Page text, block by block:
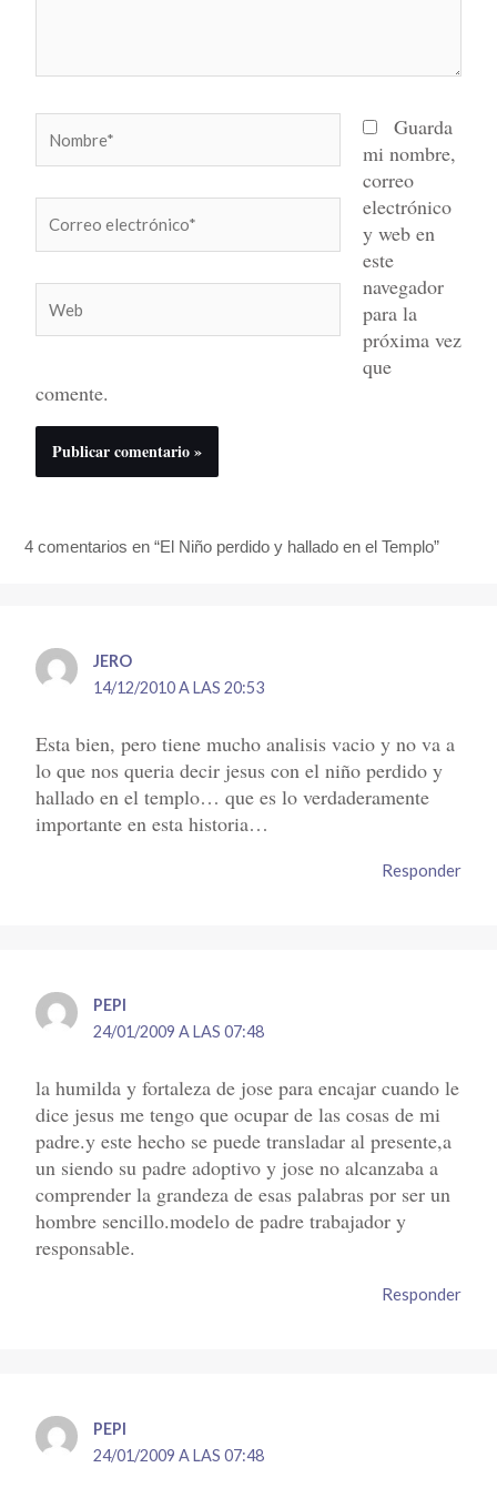
electrónico*
Guarda
mi nombre,
correo
electrónico
y web en
este
navegador
para la
próxima vez
que
comente.
4 comentarios en “El Niño perdido y hallado en el Templo”
JERO
14/12/2010 A LAS 20:53
Esta bien, pero tiene mucho analisis vacio y no va a
lo que nos queria decir jesus con el niño perdido y
hallado en el templo… que es lo verdaderamente
importante en esta historia…
Responder
PEPI
24/01/2009 A LAS 07:48
la humilda y fortaleza de jose para encajar cuando le
dice jesus me tengo que ocupar de las cosas de mi
padre.y este hecho se puede transladar al presente,a
un siendo su padre adoptivo y jose no alcanzaba a
comprender la grandeza de esas palabras por ser un
hombre sencillo.modelo de padre trabajador y
responsable.
Responder
PEPI
24/01/2009 A LAS 07:48